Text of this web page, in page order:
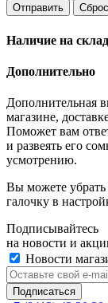
Отправить
Наличие на
Дополнительно
Дополнительная
магазине,
Поможет вам
и развеять его
усмотрению.
Вы можете убрать
галочку в
Подписывайтесь
на новости и
Новости